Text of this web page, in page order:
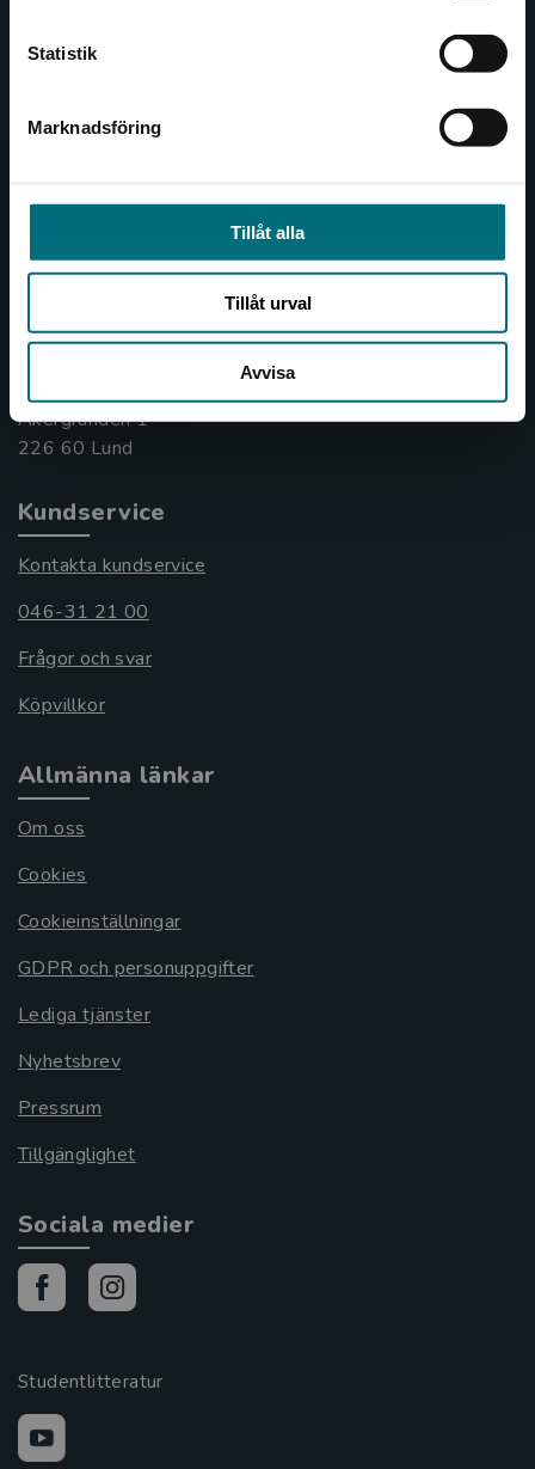
Statistik
Marknadsföring
Tillåt alla
Tillåt urval
Avvisa
och öppnar dörren till nya världar och möjligheter för
såväl barn som vuxna.
Kontakta oss
046-31 20 00
221 00 Lund
Åkergränden 1
Kundservice
Kontakta kundservice
046-31 21 00
Frågor och svar
Köpvillkor
Allmänna länkar
Om oss
Cookies
Cookieinställningar
GDPR och personuppgifter
Lediga tjänster
Nyhetsbrev
Pressrum
Tillgänglighet
Sociala medier
Studentlitteratur